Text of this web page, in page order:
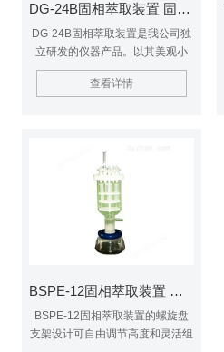
DG-24B固相萃取装置 固相萃取设备
DG-24B固相萃取装置是我公司独
立研发的仪器产品。以其美观小
巧，实用价廉受到用户好评。可同
时配用DP系列真空泵达到抽压萃
查看详情
BSPE-12固相萃取装置 固相萃取设备
BSPE-12固相萃取装置的螺旋盘
支架设计可自由调节高度和灵活组